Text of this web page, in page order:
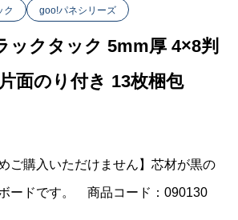
ク goo!パネシリーズ
ックタック 5mm厚 4×8判
面のり付き 13枚梱包
ご購入いただけません】芯材が黒の
ードです。 商品コード：090130